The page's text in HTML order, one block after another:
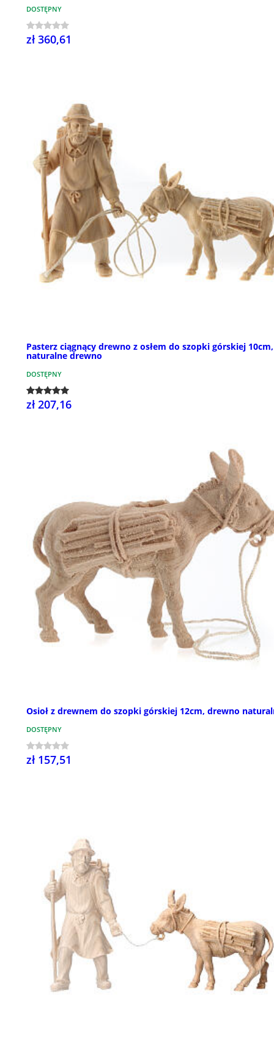
DOSTĘPNY
zł 360,61
Pasterz ciągnący drewno z osłem do szopki górskiej 10cm,
naturalne drewno
DOSTĘPNY
zł 207,16
Osioł z drewnem do szopki górskiej 12cm, drewno
DOSTĘPNY
zł 157,51